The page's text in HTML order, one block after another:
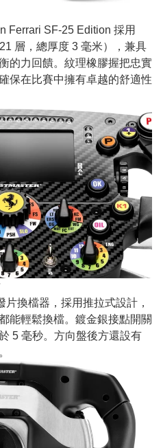
Ferrari SF-25 Edition 採用
層，總厚度 3 毫米），兼具
的力回饋。紋理橡膠握把忠實
保在比賽中擁有卓越的舒適性
換檔器，採用推拉式設計，
能輕鬆換檔。鍍金銀接點開關
5 毫秒。方向盤後方還設有